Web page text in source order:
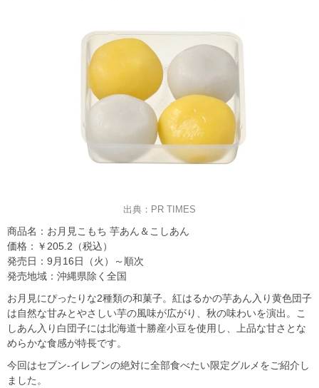
出典：PR TIMES
商品名：お月見こもち 芋あん＆こしあん
価格：￥205.2（税込）
発売日：9月16日（火）～順次
発売地域：沖縄県除く全国
お月見にぴったりな2種類の和菓子。紅はるかの芋あん入り黄色団子
は自然な甘みとやさしい芋の風味が広がり、秋の味わいを演出。こ
しあん入り白団子には北海道十勝産小豆を使用し、上品な甘さとな
めらかな食感が特長です。
今回はセブン-イレブンの絶対に全部食べたい限定グルメをご紹介し
ました。